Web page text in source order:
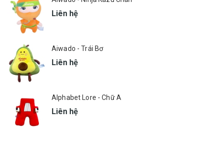
Liên hệ
Aiwado - Trái Bơ
Liên hệ
Alphabet Lore - Chữ A
Liên hệ